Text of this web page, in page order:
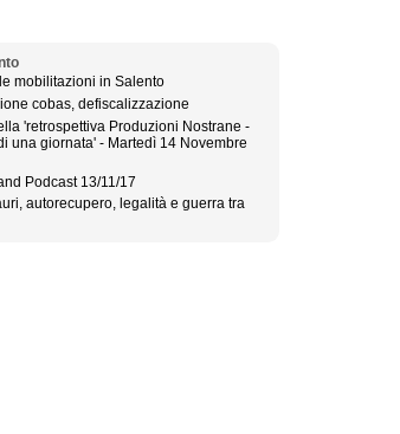
mobilitazioni in Salento
cobas, defiscalizzazione
'retrospettiva Produzioni Nostrane -
una giornata' - Martedì 14 Novembre
Podcast 13/11/17
autorecupero, legalità e guerra tra